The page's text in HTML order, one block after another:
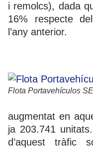
i remolcs), dada
16% respecte
l’any anterior.
Flota Portavehículos
augmentat en
ja 203.741
d’aquest tràfic